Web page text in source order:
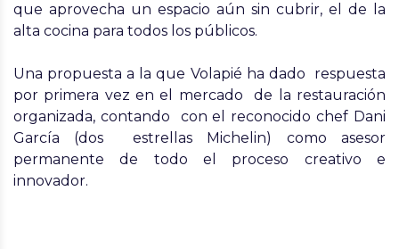
que aprovecha un espacio aún sin cubrir, el de la
alta cocina para todos los públicos.
Una propuesta a la que Volapié ha dado respuesta
por primera vez en el mercado de la restauración
organizada, contando con el reconocido chef Dani
García (dos estrellas Michelin) como asesor
permanente de todo el proceso creativo e
innovador.